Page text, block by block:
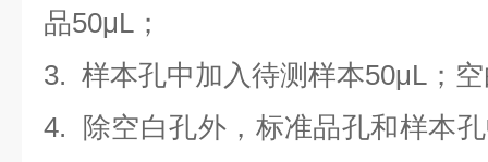
品50μL；
3. 样本孔中加 入待测样本50μL；
4.
除空白孔外，标准品孔和样本